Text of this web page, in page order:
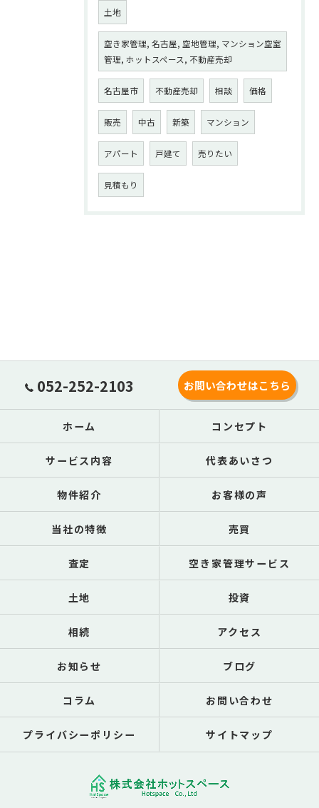
土地
空き家管理, 名古屋, 空地管理, マンション空室
管理, ホットスペース, 不動産売却
名古屋市 不動産売却 相談 価格
販売 中古 新築 マンション
アパート 戸建て 売りたい
見積もり
052-252-2103 お問い合わせはこちら
ホーム コンセプト
サービス内容 代表あいさつ
物件紹介 お客様の声
当社の特徴 売買
査定 空き家管理サービス
土地 投資
相続 アクセス
お知らせ ブログ
コラム お問い合わせ
プライバシーポリシー サイトマップ